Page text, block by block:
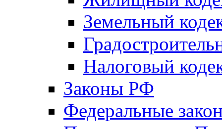
Земельный
Налоговый
Законы РФ
Федеральные